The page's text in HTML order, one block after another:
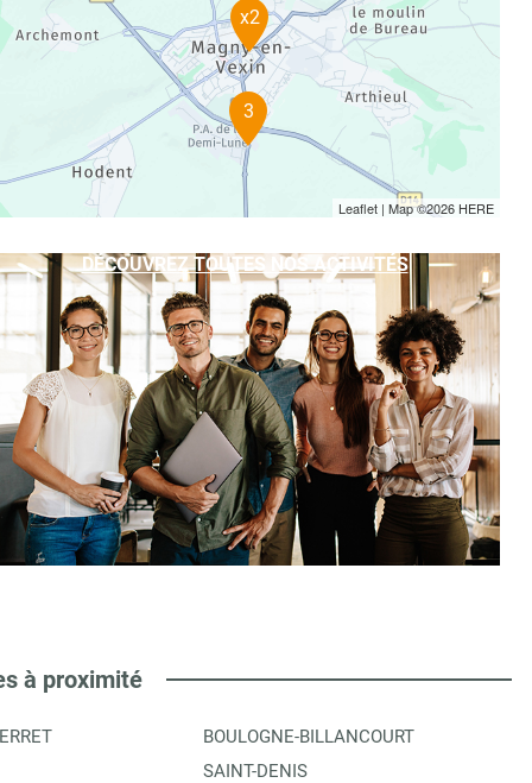
3
x2
Leaflet | Map ©2026 HERE
DÉCOUVREZ TOUTES NOS ACTIVITÉS
à proximité
BOULOGNE-BILLANCOURT
SAINT-DENIS